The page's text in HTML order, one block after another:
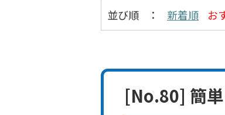
並び順 ： 新着順 お
[No.80] 簡